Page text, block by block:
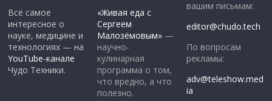
Всё самое
интересное о
науке, медицине и
технологиях — на
YouTube-канале
Чудо Техники.
«Живая еда с
Сергеем
Малозёмовым» —
научно-
кулинарная
программа о том,
что вредно, а что
полезно.
вашим письмам:
editor@chudo.tech
По вопросам
рекламы:
adv@teleshow.med
ia